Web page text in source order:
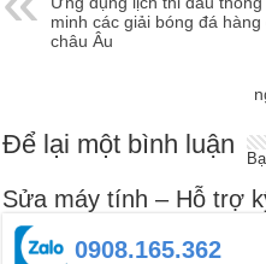
minh các giải bóng đá hàng
châu Âu
Để lại một bình luận
Sửa máy tính – Hỗ trợ
0908.165.362